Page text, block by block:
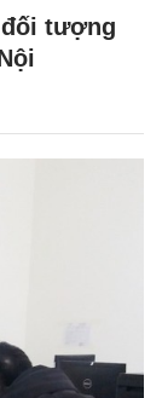
tượng